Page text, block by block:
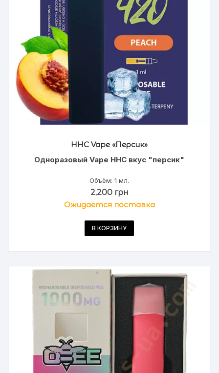
HHC Vape «Персик»
Одноразовый Vape HHC вкус "персик"
Объём: 1 мл.
2,200 грн
Ожидается поставка
В КОРЗИНУ